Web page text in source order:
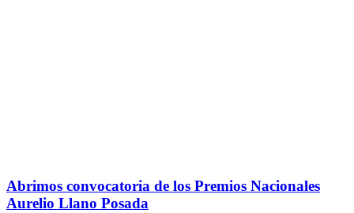
Abrimos convocatoria de los Premios Nacionales
Aurelio Llano Posada